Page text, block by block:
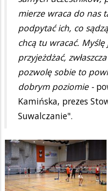
mierze wraca do nas
podpytać ich, co
chcą tu wracać.
przyjeżdżać,
pozwolę sobie to
dobrym poziomie -
Kamińska, prezes
Suwalczanie".